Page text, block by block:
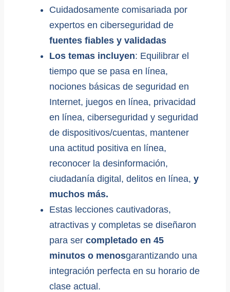
Cuidadosamente comisariada por
expertos en ciberseguridad de
fuentes fiables y validadas
Los temas incluyen: Equilibrar el
tiempo que se pasa en línea,
nociones básicas de seguridad en
Internet, juegos en línea, privacidad
en línea, ciberseguridad y seguridad
de dispositivos/cuentas, mantener
una actitud positiva en línea,
reconocer la desinformación,
ciudadanía digital, delitos en línea, y
muchos más.
Estas lecciones cautivadoras,
atractivas y completas se diseñaron
para ser completado en 45
minutos o menosgarantizando una
integración perfecta en su horario de
clase actual.